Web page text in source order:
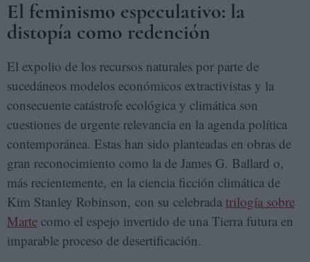
El feminismo especulativo: la
distopía como redención
El expolio de los recursos naturales por parte de
sucedáneos modelos económicos extractivistas y la
consecuente catástrofe ecológica y climática son
cuestiones de urgente relevancia en la agenda política
contemporánea. Estas han sido planteadas en obras de
gran reconocimiento como la de James G. Ballard o,
más recientemente, en la ciencia ficción climática de
Kim Stanley Robinson, con su celebrada trilogía sobre
Marte como el espejo invertido de una Tierra futura en
imparable proceso de desertificación.